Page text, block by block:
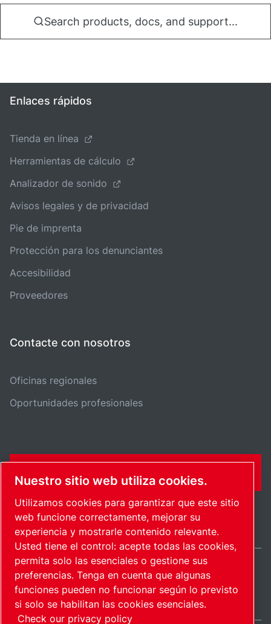
Search products, docs, and support...
Enlaces rápidos
Tienda en línea
Herramientas de cálculo
Analizador de sonido
Avisos legales y de privacidad
Pie de imprenta
Protección para los denunciantes
Accesibilidad
Proveedores
Contacte con nosotros
Oficinas regionales
Oportunidades profesionales
Mapa del sitioAdministrar cookies © 2026 Copyright.
International / ES
Nuestro sitio web utiliza cookies.
Utilizamos cookies para garantizar que este sitio
web funcione correctamente, mejorar su
experiencia y mostrarle contenido relevante.
Usted tiene el control: acepte todas las cookies,
permita solo las esenciales o gestione sus
preferencias. Tenga en cuenta que algunas
funciones pueden no funcionar según lo previsto
si solo se habilitan las cookies esenciales.
Check our privacy policy